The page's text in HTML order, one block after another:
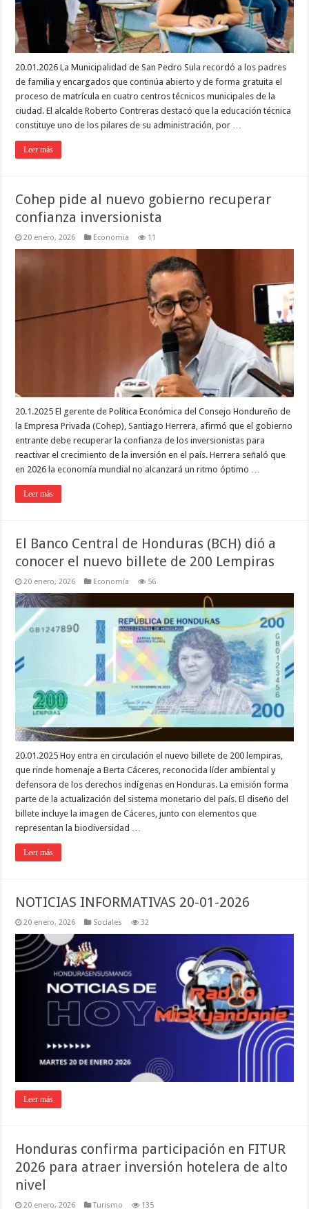
20.01.2026 La Municipalidad de San Pedro Sula recordó a los padres
de familia y encargados que continúa abierto y de forma gratuita el
proceso de matrícula en cuatro centros técnicos municipales de la
ciudad. El alcalde Roberto Contreras destacó que la educación técnica
constituye uno de los pilares de su administración, por …
Leer más
Cohep pide al nuevo gobierno recuperar
confianza inversionista
20 enero, 2026 Economía 11
20.1.2025 El gerente de Política Económica del Consejo Hondureño de
la Empresa Privada (Cohep), Santiago Herrera, afirmó que el gobierno
entrante debe recuperar la confianza de los inversionistas para
reactivar el crecimiento de la inversión en el país. Herrera señaló que
en 2026 la economía mundial no alcanzará un ritmo óptimo …
Leer más
El Banco Central de Honduras (BCH) dió a
conocer el nuevo billete de 200 Lempiras
20 enero, 2026 Economía 56
20.01.2025 Hoy entra en circulación el nuevo billete de 200 lempiras,
que rinde homenaje a Berta Cáceres, reconocida líder ambiental y
defensora de los derechos indígenas en Honduras. La emisión forma
parte de la actualización del sistema monetario del país. El diseño del
billete incluye la imagen de Cáceres, junto con elementos que
representan la biodiversidad …
Leer más
NOTICIAS INFORMATIVAS 20-01-2026
20 enero, 2026 Sociales 32
Leer más
Honduras confirma participación en FITUR
2026 para atraer inversión hotelera de alto
nivel
20 enero, 2026 Turismo 135